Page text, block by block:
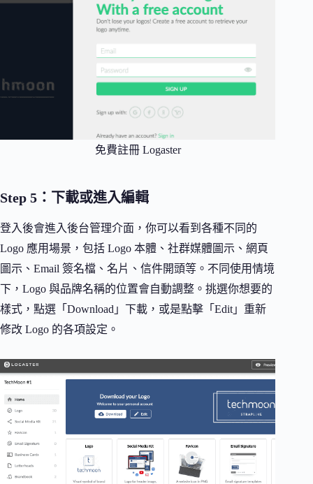
免費註冊 Logaster
Step 5：下載或進入編輯
登入後會進入後台管理介面，你可以看到各種不同的
Logo 應用場景，包括 Logo 本體、社群媒體圖示、網頁
圖示、Email 簽名檔、名片、信件開頭等。不同使用情境
下，Logo 與品牌名稱的位置會自動調整。挑選你想要的
樣式，點選「Download」下載，或是點擊「Edit」重新
修改 Logo 的各項設定。